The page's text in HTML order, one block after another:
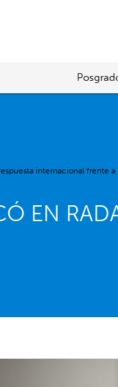
internacional frente
EN